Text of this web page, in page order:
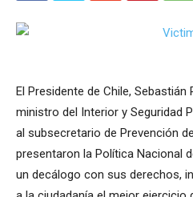
El Presidente de Chile, Sebastián
ministro del Interior y Seguridad
al subsecretario de Prevención
presentaron la Política Nacional
un decálogo con sus derechos,